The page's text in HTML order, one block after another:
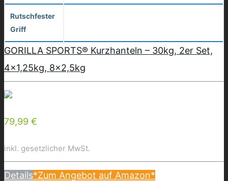
Rutschfester
Griff
GORILLA SPORTS® Kurzhanteln – 30kg, 2er Set,
4×1,25kg, 8×2,5kg
79,99 €
inkl. gesetzlicher MwSt.
Details*Zum Angebot auf Amazon*